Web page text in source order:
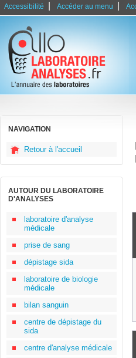
Accessibilité Accéder au menu
NAVIGATION
Retour à l'accueil
AUTOUR DU LABORATOIRE
D'ANALYSES
laboratoire d'analyse
médicale
prise de sang
dépistage sida
laboratoire de biologie
médicale
bilan sanguin
centre de dépistage du
sida
centre d'analyse médicale